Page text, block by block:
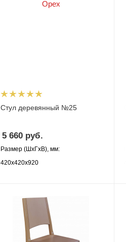
Стул деревянный №25
5 660 руб.
Размер (ШхГхВ), мм:
420х420х920